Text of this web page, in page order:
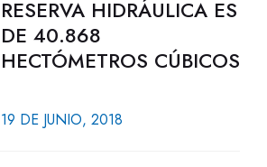
RESERVA HIDRÁULICA ES
DE 40.868
HECTÓMETROS CÚBICOS
19 DE JUNIO, 2018